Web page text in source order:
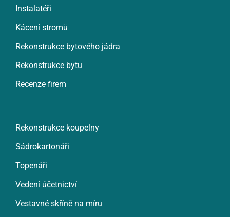
Instalatéři
Kácení stromů
Rekonstrukce bytového jádra
Rekonstrukce bytu
Recenze firem
Rekonstrukce koupelny
Sádrokartonáři
Topenáři
Vedení účetnictví
Vestavné skříně na míru